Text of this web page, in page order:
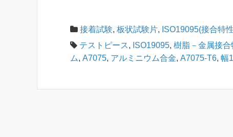
接着試験, 板状試験片, ISO19095(接合特
テストピース, ISO19095, 樹脂－金属接
ム, A7075, アルミニウム合金, A7075-T6, 幅